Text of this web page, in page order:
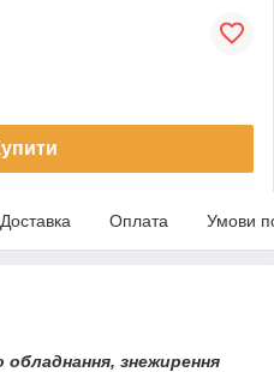
Доставка Оплата Умови
обладнання, знежирення